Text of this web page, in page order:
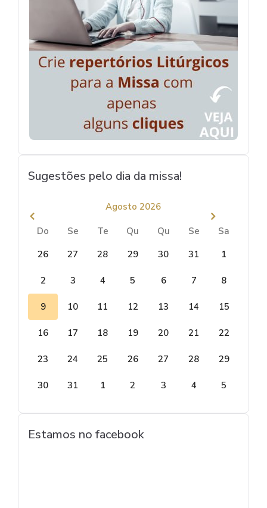
Sugestões pelo dia da missa!
Agosto 2026
Do Se Te Qu Qu Se
Sa
26
27 28 29 30 31 1
2 3 4 5 6 7 8
9 10 11 12 13 14 15
16 17 18 19 20 21 22
23 24 25 26 27 28 29
30 31 1 2 3 4 5
Estamos no facebook